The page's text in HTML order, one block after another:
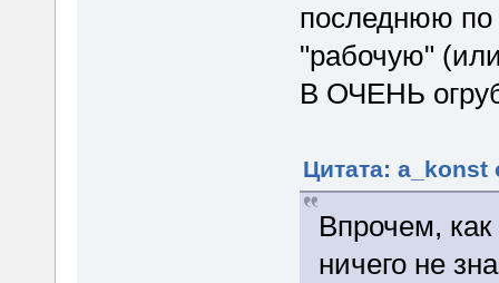
последнюю
"рабочую"
В ОЧЕНЬ
Цитата: a_konst
Впрочем,
ничего не